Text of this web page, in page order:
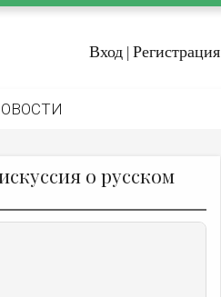
Вход | Регистрация
о русском